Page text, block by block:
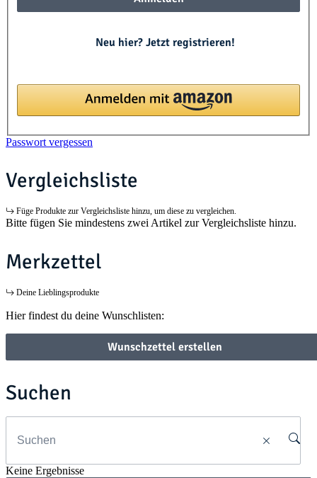
Neu hier? Jetzt registrieren!
Passwort vergessen
Vergleichsliste
Füge Produkte zur Vergleichsliste hinzu, um diese zu vergleichen.
Bitte fügen Sie mindestens zwei Artikel zur Vergleichsliste hinzu.
Merkzettel
Deine Lieblingsprodukte
Hier findest du deine Wunschlisten:
Wunschzettel erstellen
Suchen
Keine Ergebnisse